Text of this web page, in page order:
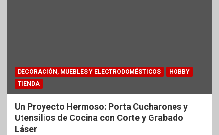
DECORACIÓN, MUEBLES Y ELECTRODOMÉSTICOS
HOBBY
TIENDA
Un Proyecto Hermoso: Porta Cucharones y
Utensilios de Cocina con Corte y Grabado
Láser